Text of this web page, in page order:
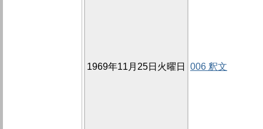
1969年11月25日火曜日 006 釈文